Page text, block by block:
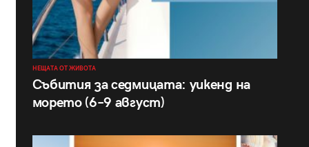
НЕЩАТА ОТ ЖИВОТА
Събития за седмицата: уикенд на
морето (6–9 август)